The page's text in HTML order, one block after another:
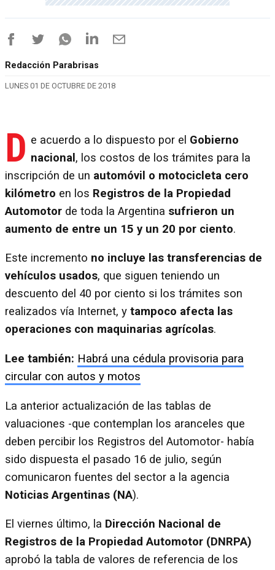
Redacción Parabrisas
LUNES 01 DE OCTUBRE DE 2018
D e acuerdo a lo dispuesto por el Gobierno
nacional , los costos de los trámites para la
inscripción de un automóvil o motocicleta cero
kilómetro en los Registros de la Propiedad
Automotor de toda la Argentina sufrieron un
aumento de entre un 15 y un 20 por ciento.
Este incremento no incluye las transferencias de
vehículos usados, que siguen teniendo un
descuento del 40 por ciento si los trámites son
realizados vía Internet, y tampoco afecta las
operaciones con maquinarias agrícolas.
Lee también: Habrá una cédula provisoria para
circular con autos y motos
La anterior actualización de las tablas de
valuaciones -que contemplan los aranceles que
deben percibir los Registros del Automotor- había
sido dispuesta el pasado 16 de julio, según
comunicaron fuentes del sector a la agencia
Noticias Argentinas (NA).
El viernes último, la Dirección Nacional de
Registros de la Propiedad Automotor (DNRPA)
aprobó la tabla de valores de referencia de los